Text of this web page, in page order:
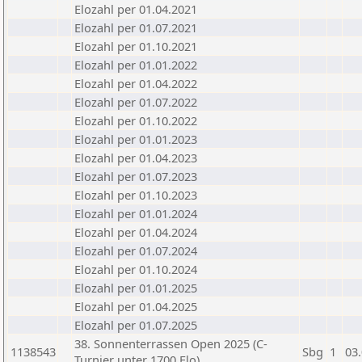
Elozahl per 01.04.2021
Elozahl per 01.07.2021
Elozahl per 01.10.2021
Elozahl per 01.01.2022
Elozahl per 01.04.2022
Elozahl per 01.07.2022
Elozahl per 01.10.2022
Elozahl per 01.01.2023
Elozahl per 01.04.2023
Elozahl per 01.07.2023
Elozahl per 01.10.2023
Elozahl per 01.01.2024
Elozahl per 01.04.2024
Elozahl per 01.07.2024
Elozahl per 01.10.2024
Elozahl per 01.01.2025
Elozahl per 01.04.2025
Elozahl per 01.07.2025
1138543
38. Sonnenterrassen Open 2025 (C-
Sbg 1